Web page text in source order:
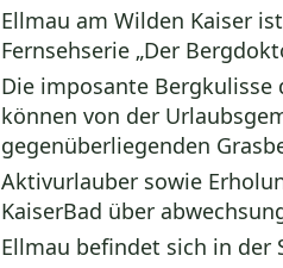
Ellmau am Wilden Kaiser
Fernsehserie „Der
Die imposante
können von der
gegenüberliegenden
Aktivurlauber sowie
KaiserBad über
Ellmau befindet sich in der